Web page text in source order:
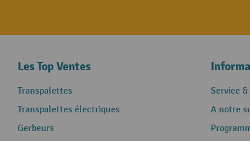
Les Top Ventes
Transpalettes
Transpalettes électriques
Gerbeurs
Service &
A notre